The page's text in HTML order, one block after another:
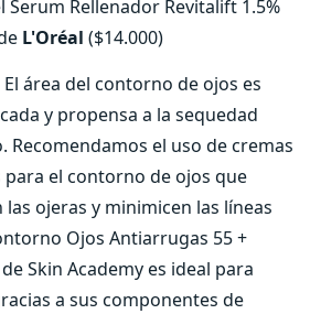
Serum Rellenador Revitalift 1.5%
L'Oréal ($14.000)
El área del contorno de ojos es
y propensa a la sequedad
Recomendamos el uso de cremas
para el contorno de ojos que
ojeras y minimicen las líneas
Ojos Antiarrugas 55 +
Skin Academy es ideal para
a sus componentes de